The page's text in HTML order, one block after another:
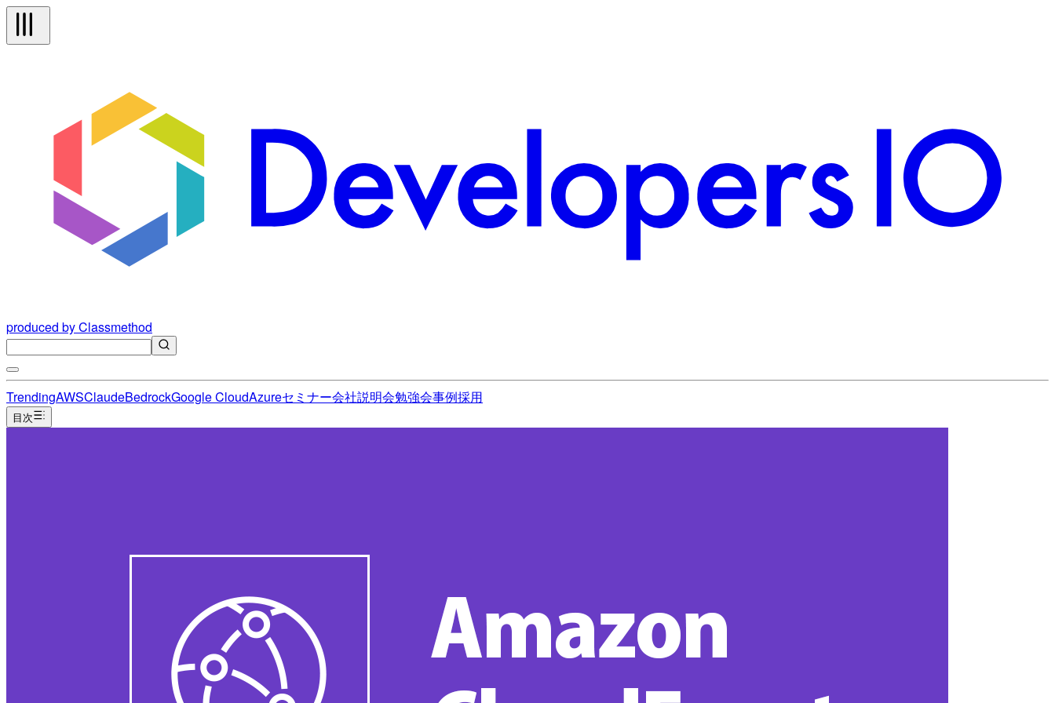
produced by Classmethod
TrendingAWSClaudeBedrockGoogle CloudAzureセミナー会社説明会勉強会事例採用
目次